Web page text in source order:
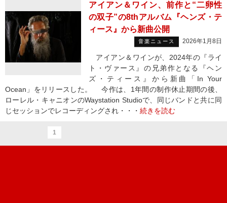
アイアン＆ワイン、前作と“二卵性
の双子”の8thアルバム『ヘンズ・テ
ィース』から新曲公開
音楽ニュース 2026年1月8日
アイアン＆ワインが、2024年の『ライ
ト・ヴァース』の兄弟作となる『ヘン
ズ・ティース』から新曲「In Your
Ocean」をリリースした。 今作は、1年間の制作休止期間の後、
ローレル・キャニオンのWaystation Studioで、同じバンドと共に同
じセッションでレコーディングされ・・・ 続きを読む
1